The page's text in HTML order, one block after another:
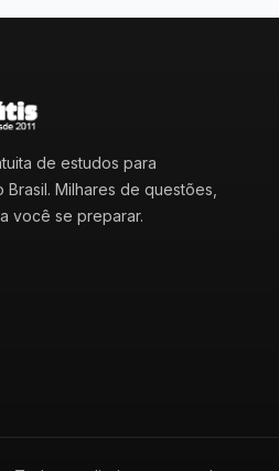
de estudos para
Milhares de questões,
você se preparar.